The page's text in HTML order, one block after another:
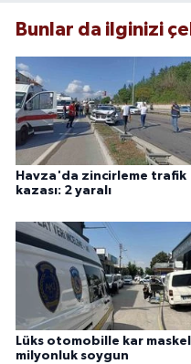
Bunlar da ilginizi
Havza'da zincirleme trafik
kazası: 2 yaralı
Lüks otomobille kar
milyonluk soygun